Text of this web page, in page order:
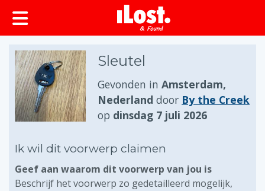
Sleutel
Gevonden in Amsterdam,
Nederland door By the Creek
op dinsdag 7 juli 2026
Ik wil dit voorwerp claimen
Geef aan waarom dit voorwerp van jou is
Beschrijf het voorwerp zo gedetailleerd mogelijk,